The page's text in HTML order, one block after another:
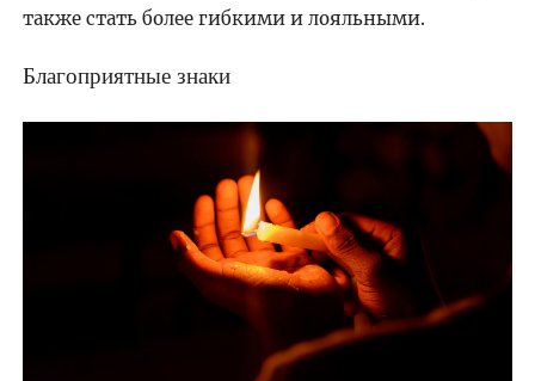
также стать более гибкими и лояльными.
Благоприятные знаки